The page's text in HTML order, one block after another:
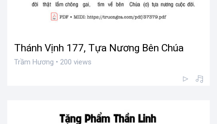
Thánh Vịnh 177, Tựa Nương Bên Chúa
Trầm Hương • 200 views